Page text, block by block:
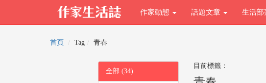
作家動態 話題文章 生活部
首頁 Tag 青春
全部 (34)
目前標籤：